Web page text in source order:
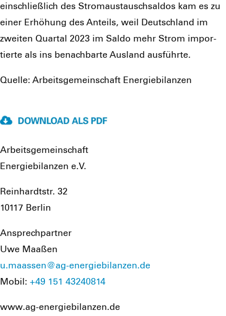
ein­schließ­lich des Strom­aus­tausch­sal­dos kam es zu
einer Erhö­hung des Anteils, weil Deutsch­land im
zwei­ten Quar­tal 2023 im Sal­do mehr Strom impor­
tier­te als ins benach­bar­te Aus­land aus­führ­te.
Quel­le: Arbeits­ge­mein­schaft Ener­gie­bi­lan­zen
Arbeitsgemeinschaft
Energiebilanzen e.V.
Reinhardtstr. 32
10117 Berlin
Ansprechpartner
Uwe Maaßen
u.maassen@ag-energiebilanzen.de
Mobil: +49 151 43240814
www.ag-energiebilanzen.de